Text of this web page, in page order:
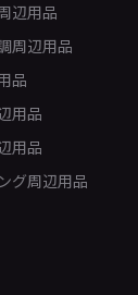
辺用品
周辺用品
品
用品
用品
グ周辺用品